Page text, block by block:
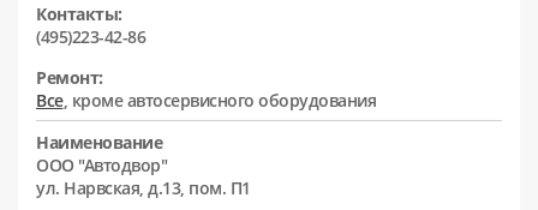
Контакты:
(495)223-42-86
Ремонт:
Все, кроме автосервисного оборудования
Наименование
ООО "Автодвор"
ул. Нарвская, д.13, пом. П1